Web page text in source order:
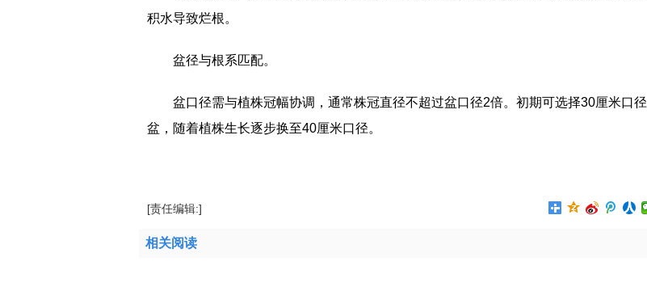
积水导致烂根。‌‌‌‌
‌盆径与根系匹配‌。
盆口径需与植株冠幅协调，通常株冠直径不超过盆口径2倍。初期可选择30厘米口径
盆，随着植株生长逐步换至40厘米口径。‌‌
[责任编辑:]
相关阅读